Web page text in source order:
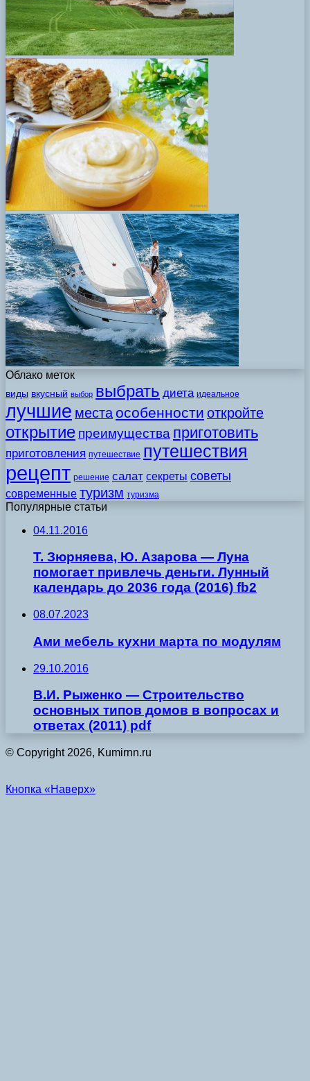
Облако меток
виды вкусный выбор выбрать диета идеальное
лучшие места особенности откройте
открытие преимущества приготовить
приготовления путешествие путешествия
рецепт решение салат секреты советы
современные туризм туризма
Популярные статьи
04.11.2016
Т. Зюрняева, Ю. Азарова — Луна
помогает привлечь деньги. Лунный
календарь до 2036 года (2016) fb2
08.07.2023
Ами мебель кухни марта по модулям
29.10.2016
В.И. Рыженко — Строительство
основных типов домов в вопросах и
ответах (2011) pdf
© Copyright 2026, Kumirnn.ru
Кнопка «Наверх»